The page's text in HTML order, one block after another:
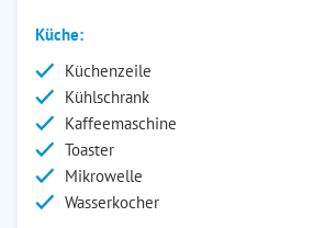
Küche:
Küchenzeile
Kühlschrank
Kaffeemaschine
Toaster
Mikrowelle
Wasserkocher